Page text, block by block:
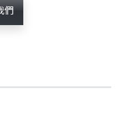
們